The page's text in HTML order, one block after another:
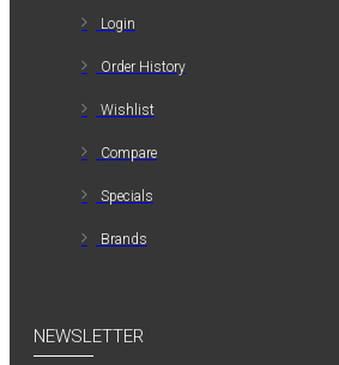
Login
Order History
Wishlist
Compare
Specials
Brands
NEWSLETTER